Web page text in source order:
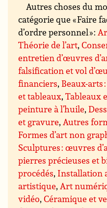
Autres choses du
catégorie que « Faire
d’ordre personnel » :
Théorie de l’art,
entretien d’œuvres
falsification et vol
financiers, Beaux-arts
et tableaux,Tableaux
peinture à l’huile,
et gravure,Autres
Formes d’art non
Sculptures : œuvres
pierres précieuses et
procédés, Installation
artistique,Art
vidéo,Céramique et